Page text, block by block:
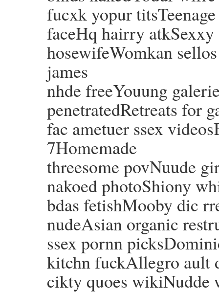
fucxk yopur
faceHq hairry
hosewifeWomkan
james
nhde freeYouung
penetratedRetreats for
fac ametuer ssex
7Homemade
threesome povNuude
nakoed photoShiony
bdas fetishMooby dic
nudeAsian organic
ssex pornn
kitchn fuckAllegro ault
cikty quoes wikiNudde